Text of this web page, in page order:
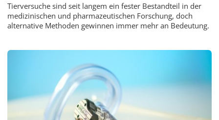
Tierversuche sind seit langem ein fester Bestandteil in der
medizinischen und pharmazeutischen Forschung, doch
alternative Methoden gewinnen immer mehr an Bedeutung.